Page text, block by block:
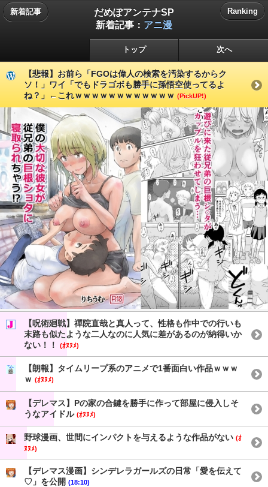
新着記事
だめぽアンテナSP
新着記事： アニ漫
Ranking
トップ 次へ
【悲報】お前ら「FGOは偉人の検索を汚染するからク
ソ！」ワイ「でもドラゴボも勝手に孫悟空使ってるよ
ね？」←これｗｗｗｗｗｗｗｗｗｗｗｗ (PickUP!)
【呪術廻戦】禪院直哉と真人って、性格も作中での行いも
末路も似たような二人なのに人気に差があるのが納得いか
ない！！
(ｵﾇﾇﾒ)
【朗報】タイムリープ系のアニメで1番面白い作品ｗｗｗ
ｗ (ｵﾇﾇﾒ)
【デレマス】Pの家の合鍵を勝手に作って部屋に侵入しそ
うなアイドル (ｵﾇﾇﾒ)
野球漫画、世間にインパクトを与えるような作品がない (ｵ
ﾇﾇﾒ)
【デレマス漫画】シンデレラガールズの日常「愛を伝えて
♡」を公開 (18:10)